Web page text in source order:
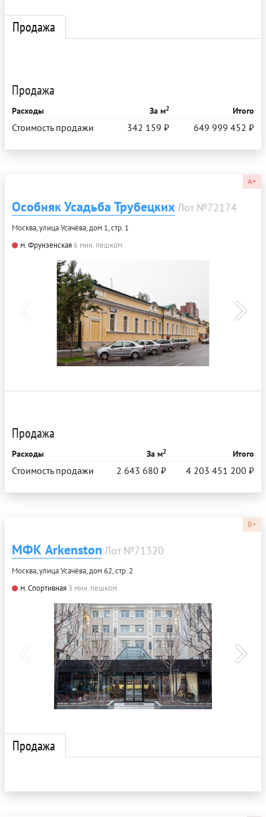
Продажа
Продажа
Расходы За м2 Итого
Стоимость продажи 342 159 ₽ 649 999 452 ₽
A+
Особняк Усадьба Трубецких Лот №72174
Москва, улица Усачёва, дом 1, стр. 1
м. Фрунзенская 6 мин. пешком
Продажа
Расходы За м2 Итого
Стоимость продажи 2 643 680 ₽ 4 203 451 200 ₽
B+
МФК Arkenston Лот №71320
Москва, улица Усачёва, дом 62, стр. 2
м. Спортивная 3 мин. пешком
Продажа